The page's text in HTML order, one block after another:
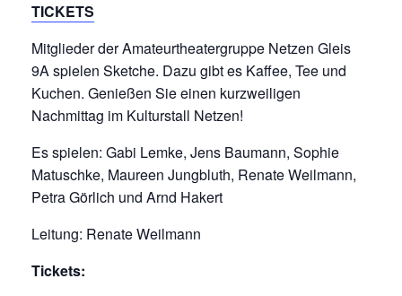
TICKETS
Mitglieder der Amateurtheatergruppe Netzen Gleis
9A spielen Sketche. Dazu gibt es Kaffee, Tee und
Kuchen. Genießen Sie einen kurzweiligen
Nachmittag im Kulturstall Netzen!
Es spielen: Gabi Lemke, Jens Baumann, Sophie
Matuschke, Maureen Jungbluth, Renate Weilmann,
Petra Görlich und Arnd Hakert
Leitung: Renate Weilmann
Tickets: